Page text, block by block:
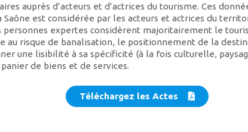
auprès d’acteurs et d’actrices du tourisme. Ces
est considérée par les acteurs et actrices du
expertes considèrent majoritairement le
au risque de banalisation, le positionnement de la
une lisibilité à sa spécificité (à la fois culturelle,
de biens et de services.
Téléchargez les Actes